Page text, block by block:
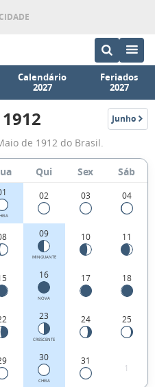
Calendário
2027
Feriados
2027
Fases
Junho
1912
de 1912 do Brasil.
Qui Sex Sáb
02 03 04
09
MINGUANTE
10 11
16
NOVA
17 18
23
CRESCENTE
24 25
30
CHEIA
31
1